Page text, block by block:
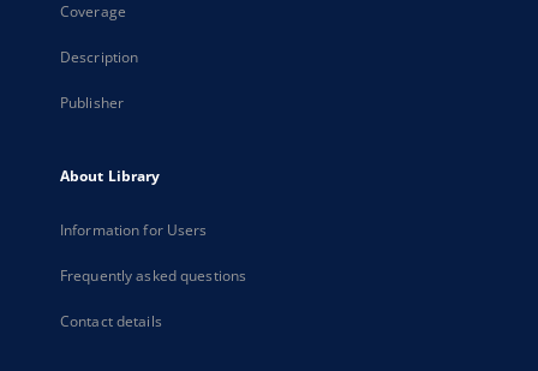
Coverage
Description
Publisher
About Library
Information for Users
Frequently asked questions
Contact details